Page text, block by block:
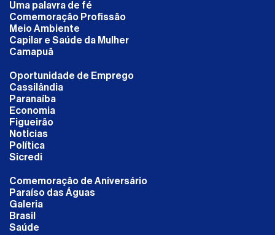
Uma palavra de fé
Comemoração Profissão
Meio Ambiente
Capilar e Saúde da Mulher
Camapuã
Oportunidade de Emprego
Cassilândia
Paranaíba
Economia
Figueirão
NotÍcias
Política
Sicredi
Comemoração de Aniversário
Paraíso das Águas
Galeria
Brasil
Saúde